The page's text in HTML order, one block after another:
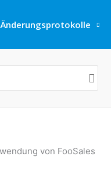
Änderungsprotokolle
von FooSales